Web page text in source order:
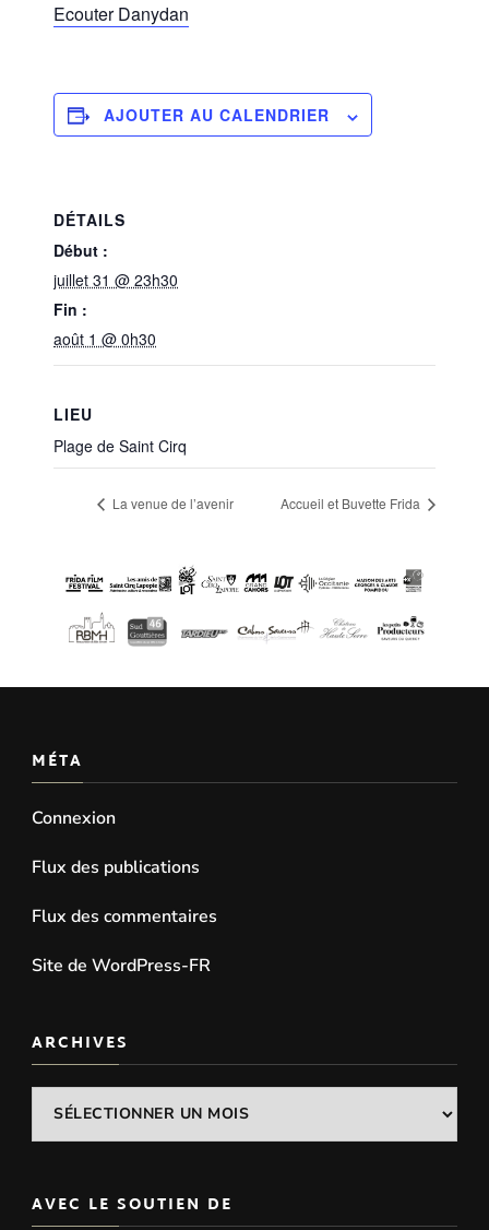
Ecouter Danydan
AJOUTER AU CALENDRIER
DÉTAILS
Début :
juillet 31 @ 23h30
Fin :
août 1 @ 0h30
LIEU
Plage de Saint Cirq
La venue de l’avenir Accueil et Buvette Frida
MÉTA
Connexion
Flux des publications
Flux des commentaires
Site de WordPress-FR
ARCHIVES
Archives
AVEC LE SOUTIEN DE